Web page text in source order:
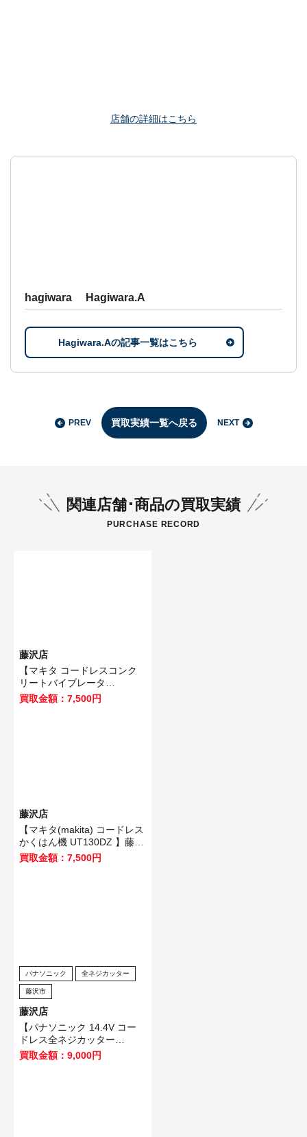
店舗の詳細はこちら
hagiwara Hagiwara.A
Hagiwara.Aの記事一覧はこちら
PREV 買取実績一覧へ戻る NEXT
関連店舗･商品の買取実績
PURCHASE RECORD
藤沢店
【マキタ コードレスコンク
リートバイブレータ
VR350DZ 】藤沢市のお客様
から買取させていただきまし
買取金額：7,500円
藤沢店
【マキタ(makita) コードレス
かくはん機 UT130DZ 】藤沢
市のお客様から買取させてい
ただきました！
買取金額：7,500円
パナソニック 全ネジカッター
藤沢市
藤沢店
【パナソニック 14.4V コー
ドレス全ネジカッター
EZ4540LZ2S-B 】藤沢市の
お客様から買取させていただ
買取金額：9,000円